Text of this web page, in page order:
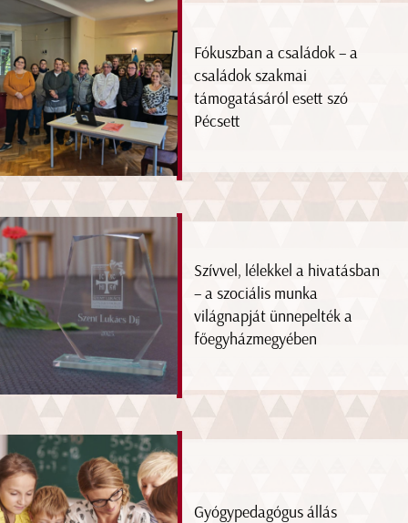
Fókuszban a családok – a
családok szakmai
támogatásáról esett szó
Pécsett
Szívvel, lélekkel a hivatásban
– a szociális munka
világnapját ünnepelték a
főegyházmegyében
Gyógypedagógus állás